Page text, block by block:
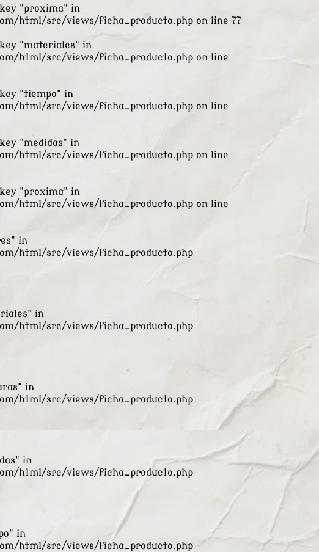
"proxima" in
html/src/views/ficha_producto.php on line 77
"materiales" in
html/src/views/ficha_producto.php on line
"tiempo" in
html/src/views/ficha_producto.php on line
"medidas" in
html/src/views/ficha_producto.php on line
"proxima" in
html/src/views/ficha_producto.php on line
in
html/src/views/ficha_producto.php
in
html/src/views/ficha_producto.php
in
html/src/views/ficha_producto.php
in
html/src/views/ficha_producto.php
in
html/src/views/ficha_producto.php